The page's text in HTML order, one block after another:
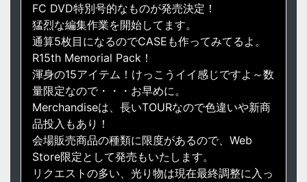
FC DVD特別号的なものが発売決定！
猛烈な編集作業を開始してます。
通算5枚目になるのでCASEも作ってみてるよ。
R15th Memorial Pack！
渾身の15アイテム！けっこうイイ感じですよ～数
量限定なので・・・お早めに。
Merchandiseは、長いTOURなので色違いや新商
品投入もあり！
会場販売商品の種類に限度があるので、Web
Store限定として発売もいたします。
リクエストの多い、光り物は現在最終調整に入っ